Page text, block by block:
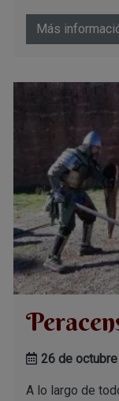
Más
26 de
A lo largo de